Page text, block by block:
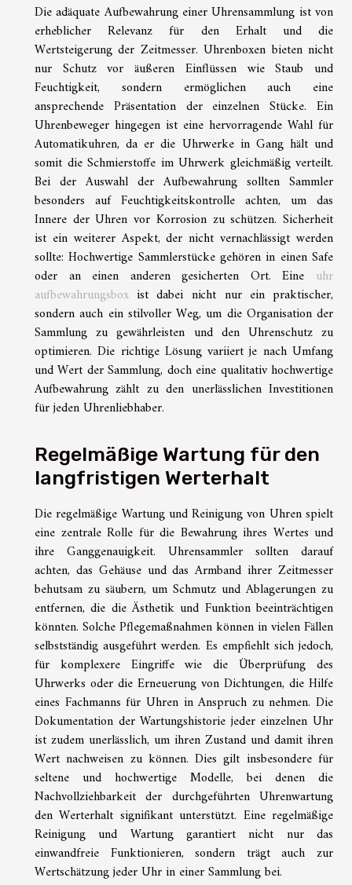
Die adäquate Aufbewahrung einer Uhrensammlung ist von
erheblicher Relevanz für den Erhalt und die
Wertsteigerung der Zeitmesser. Uhrenboxen bieten nicht
nur Schutz vor äußeren Einflüssen wie Staub und
Feuchtigkeit, sondern ermöglichen auch eine
ansprechende Präsentation der einzelnen Stücke. Ein
Uhrenbeweger hingegen ist eine hervorragende Wahl für
Automatikuhren, da er die Uhrwerke in Gang hält und
somit die Schmierstoffe im Uhrwerk gleichmäßig verteilt.
Bei der Auswahl der Aufbewahrung sollten Sammler
besonders auf Feuchtigkeitskontrolle achten, um das
Innere der Uhren vor Korrosion zu schützen. Sicherheit
ist ein weiterer Aspekt, der nicht vernachlässigt werden
sollte: Hochwertige Sammlerstücke gehören in einen Safe
oder an einen anderen gesicherten Ort. Eine uhr
aufbewahrungsbox ist dabei nicht nur ein praktischer,
sondern auch ein stilvoller Weg, um die Organisation der
Sammlung zu gewährleisten und den Uhrenschutz zu
optimieren. Die richtige Lösung variiert je nach Umfang
und Wert der Sammlung, doch eine qualitativ hochwertige
Aufbewahrung zählt zu den unerlässlichen Investitionen
für jeden Uhrenliebhaber.
Regelmäßige Wartung für den
langfristigen Werterhalt
Die regelmäßige Wartung und Reinigung von Uhren spielt
eine zentrale Rolle für die Bewahrung ihres Wertes und
ihre Ganggenauigkeit. Uhrensammler sollten darauf
achten, das Gehäuse und das Armband ihrer Zeitmesser
behutsam zu säubern, um Schmutz und Ablagerungen zu
entfernen, die die Ästhetik und Funktion beeinträchtigen
könnten. Solche Pflegemaßnahmen können in vielen Fällen
selbstständig ausgeführt werden. Es empfiehlt sich jedoch,
für komplexere Eingriffe wie die Überprüfung des
Uhrwerks oder die Erneuerung von Dichtungen, die Hilfe
eines Fachmanns für Uhren in Anspruch zu nehmen. Die
Dokumentation der Wartungshistorie jeder einzelnen Uhr
ist zudem unerlässlich, um ihren Zustand und damit ihren
Wert nachweisen zu können. Dies gilt insbesondere für
seltene und hochwertige Modelle, bei denen die
Nachvollziehbarkeit der durchgeführten Uhrenwartung
den Werterhalt signifikant unterstützt. Eine regelmäßige
Reinigung und Wartung garantiert nicht nur das
einwandfreie Funktionieren, sondern trägt auch zur
Wertschätzung jeder Uhr in einer Sammlung bei.